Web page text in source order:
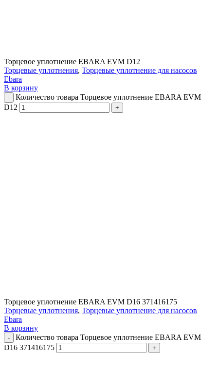
Торцевое уплотнение EBARA EVM D12
Торцевые уплотнения, Торцевые уплотнение для насосов
Ebara
В корзину
Количество товара Торцевое уплотнение EBARA EVM
D12
Торцевое уплотнение EBARA EVM D16 371416175
Торцевые уплотнения, Торцевые уплотнение для насосов
Ebara
В корзину
Количество товара Торцевое уплотнение EBARA EVM
D16 371416175